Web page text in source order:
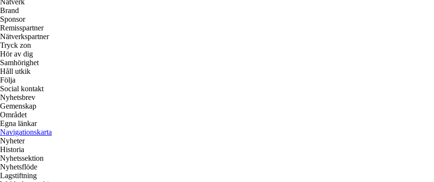
Brand
Sponsor
Remisspartner
Nätverkspartner
Tryck zon
Hör av dig
Samhörighet
Håll utkik
Följa
Social kontakt
Nyhetsbrev
Gemenskap
Området
Egna länkar
Navigationskarta
Nyheter
Historia
Nyhetssektion
Nyhetsflöde
Lagstiftning